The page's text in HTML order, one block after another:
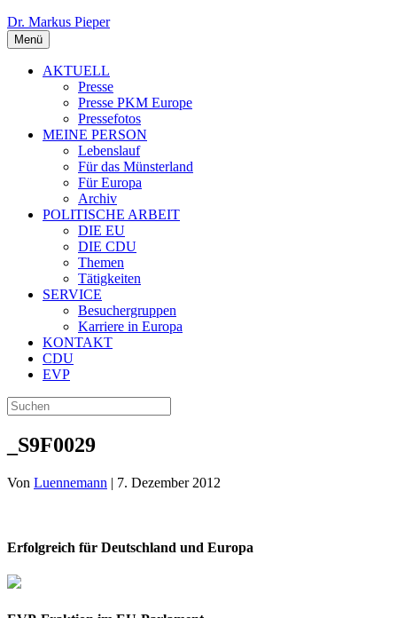
Dr. Markus Pieper
Menü
AKTUELL
Presse
Presse PKM Europe
Pressefotos
MEINE PERSON
Lebenslauf
Für das Münsterland
Für Europa
Archiv
POLITISCHE ARBEIT
DIE EU
DIE CDU
Themen
Tätigkeiten
SERVICE
Besuchergruppen
Karriere in Europa
KONTAKT
CDU
EVP
_S9F0029
Von Luennemann | 7. Dezember 2012
Erfolgreich für Deutschland und Europa